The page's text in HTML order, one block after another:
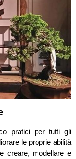
pratici per tutti gli
le proprie abilità
creare, modellare e